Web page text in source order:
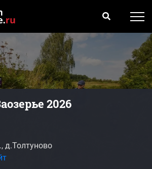
2026
д.Толтуново